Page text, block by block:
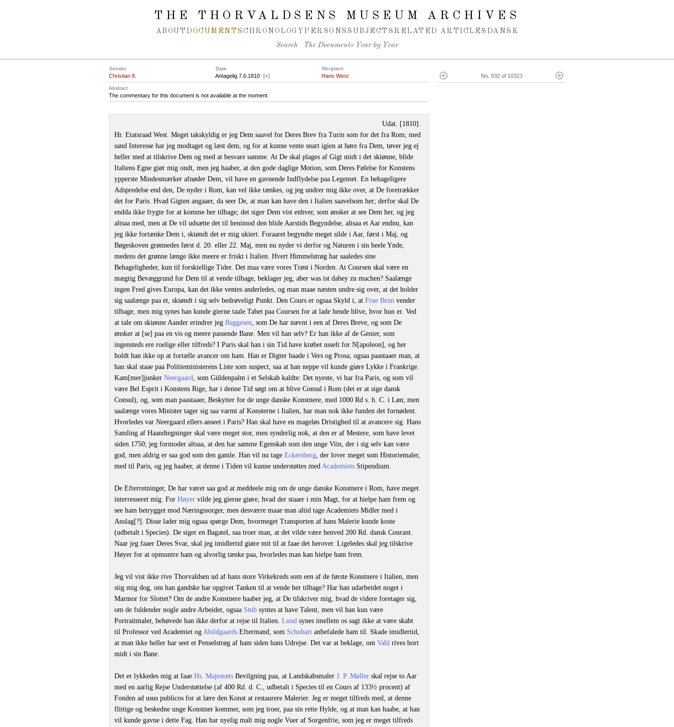
THE THORVALDSENS MUSEUM ARCHIVES
ABOUT DOCUMENTS CHRONOLOGY PERSONS SUBJECTS RELATED ARTICLES DANSK
Search The Documents Year by Year
No. 932 of 10323
Sender Date Recipient
Christian 8. Antagelig 7.6.1810 [+] Hans West
Abstract
The commentary for this document is not available at the moment.
Udat. [1810].
Hr. Etatsraad West. Meget takskyldig er jeg Dem saavel for Deres Brev fra Turin som for det fra Rom; med
sand Interesse har jeg modtaget og læst dem, og for at kunne vente snart igien at høre fra Dem, tøver jeg ej
heller med at tilskrive Dem og med at besvare samme. At De skal plages af Gigt midt i det skiønne, blide
Italiens Egne giør mig ondt, men jeg haaber, at den gode daglige Motion, som Deres Følelse for Konstens
ypperste Mindesmærker afnøder Dem, vil have en gavnende Indflydelse paa Legemet. En behageligere
Adspredelse end den, De nyder i Rom, kan vel ikke tænkes, og jeg undrer mig ikke over, at De foretrækker
det for Paris. Hvad Gigten angaaer, da seer De, at man kan have den i Italien saavelsom her; derfor skal De
endda ikke frygte for at komme her tilbage; det siger Dem vist enhver, som ønsker at see Dem her, og jeg
altsaa med, men at De vil udsætte det til henimod den blide Aarstids Begyndelse, altsaa et Aar endnu, kan
jeg ikke fortænke Dem i, skiøndt det er mig ukiert. Foraaret begyndte meget silde i Aar, først i Maj, og
Bøgeskoven grønnedes først d. 20. eller 22. Maj, men nu nyder vi derfor og Naturen i sin heele Ynde,
medens det grønne længe ikke meere er friskt i Italien. Hvert Himmelstrøg har saaledes sine
Behageligheder, kun til forskiellige Tider. Det maa være vores Trøst i Norden. At Coursen skal være en
mægtig Bevæggrund for Dem til at vende tilbage, beklager jeg, aber was ist dabey zu machen? Saalænge
ingen Fred gives Europa, kan det ikke ventes anderledes, og man maae næsten undre sig over, at det holder
sig saalænge paa et, skiøndt i sig selv bedrøveligt Punkt. Den Cours er ogsaa Skyld i, at Frue Brun vender
tilbage, men mig synes han kunde gierne taale Tabet paa Coursen for at lade hende blive, hvor hun er. Ved
at tale om skiønne Aander erindrer jeg Baggesen, som De har nævnt i een af Deres Breve, og som De
ønsker at [se] paa en vis og meere passende Bane. Men vil han selv? Er han ikke af de Genier, som
ingensteds ere roelige eller tilfreds? I Paris skal han i sin Tid have krøbet usselt for N[apoleon], og her
holdt han ikke op at fortælle avancer om ham. Han er Digter baade i Vers og Prosa; ogsaa paastaaer man, at
han skal staae paa Politieministerens Liste som suspect, saa at han neppe vil kunde giøre Lykke i Frankrige.
Kam[mer]junker Neergaard, som Güldenpalm i et Selskab kaldte: Det nyeste, vi har fra Paris, og som vil
være Bel Esprit i Konstens Rige, har i denne Tid søgt om at blive Consul i Rom (det er at sige dansk
Consul), og, som man paastaaer, Beskytter for de unge danske Konstnere, med 1000 Rd s. h. C. i Løn; men
saalænge vores Minister tager sig saa varmt af Konsterne i Italien, har man nok ikke funden det fornødent.
Hvorledes var Neergaard ellers anseet i Paris? Han skal have en mageløs Dristighed til at avancere sig. Hans
Samling af Haandtegninger skal være meget stor, men synderlig nok, at den er af Mestere, som have levet
siden 1750; jeg formoder altsaa, at den har samme Egenskab som den unge Viin, der i sig selv kan være
god, men aldrig er saa god som den gamle. Han vil nu tage Eckersberg, der lover meget som Historiemaler,
med til Paris, og jeg haaber, at denne i Tiden vil kunne understøttes med Academiets Stipendium.
De Efterretninger, De har været saa god at meddeele mig om de unge danske Konstnere i Rom, have meget
interresseret mig. For Høyer vilde jeg gierne giøre, hvad der staaer i min Magt, for at hielpe ham frem og
see ham betrygget mod Næringssorger, men desværre maae man altid tage Academiets Midler med i
Anslag[?]. Disse lader mig ogsaa spørge Dem, hvormeget Transporten af hans Malerie kunde koste
(udbetalt i Species). De siger en Bagatel, saa troer man, at det vilde være henved 200 Rd. dansk Courant.
Naar jeg faaer Deres Svar, skal jeg imidlertid giøre mit til at faae det herover. Ligeledes skal jeg tilskrive
Høyer for at opmuntre ham og alvorlig tænke paa, hvorledes man kan hielpe ham frem.
Jeg vil vist ikke rive Thorvaldsen ud af hans store Virkekreds som een af de første Konstnere i Italien, men
siig mig dog, om han gandske har opgivet Tanken til at vende her tilbage? Har han udarbeidet noget i
Marmor for Slottet? Om de andre Konstnere haaber jeg, at De tilskriver mig, hvad de videre foretager sig,
om de fuldender nogle andre Arbeider, ogsaa Stub syntes at have Talent, men vil han kun være
Portraitmaler, behøvede han ikke derfor at rejse til Italien. Lund synes imellem os sagt ikke at være skabt
til Professor ved Academiet og Abildgaards Eftermand, som Schubart anbefalede ham til. Skade imidlertid,
at man ikke heller har seet et Penselstrøg af ham siden hans Udrejse. Det var at beklage, om Vahl rives bort
midt i sin Bane.
Det er lykkedes mig at faae Hs. Majestæts Bevilgning paa, at Landskabsmaler J. P. Møller skal rejse to Aar
med en aarlig Rejse Understøttelse (af 400 Rd. d. C., udbetalt i Species til en Cours af 133½ procent) af
Fonden ad usus publicos for at lære den Konst at restaurere Malerier. Jeg er meget tilfreds med, at denne
flittige og beskedne unge Konstner kommer, som jeg troer, paa sin rette Hylde, og at man kan haabe, at han
vil kunde gavne i dette Fag. Han har nyelig malt mig nogle Vuer af Sorgenfrie, som jeg er meget tilfreds